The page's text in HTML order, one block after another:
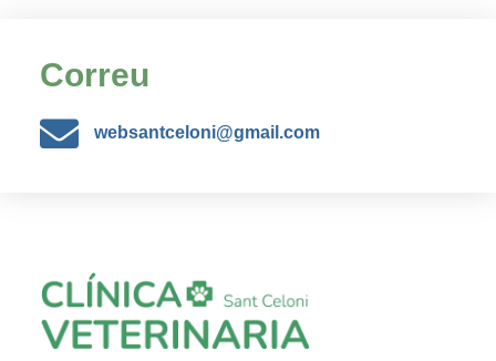
Correu
websantceloni@gmail.com